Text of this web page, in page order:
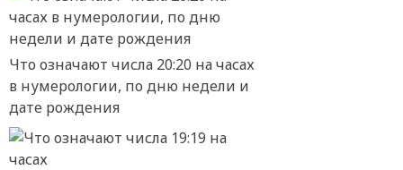
Что означают числа 20:20 на часах
в нумерологии, по дню недели и
дате рождения